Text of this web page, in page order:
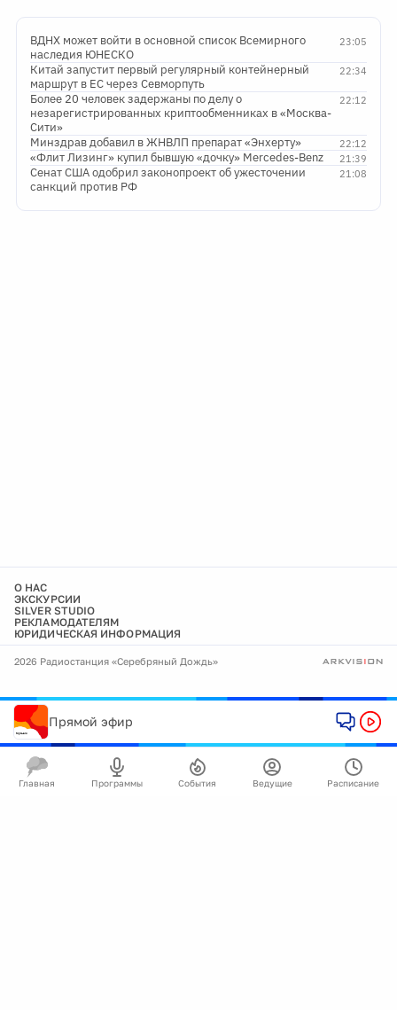
23:05
ВДНХ может войти в основной список Всемирного
наследия ЮНЕСКО
22:34
Китай запустит первый регулярный контейнерный
маршрут в ЕС через Севморпуть
22:12
Более 20 человек задержаны по делу о
незарегистрированных криптообменниках в «Москва-
Сити»
22:12
Минздрав добавил в ЖНВЛП препарат «Энхерту»
21:39
«Флит Лизинг» купил бывшую «дочку» Mercedes-Benz
21:08
Сенат США одобрил законопроект об ужесточении
санкций против РФ
О НАС
ЭКСКУРСИИ
SILVER STUDIO
РЕКЛАМОДАТЕЛЯМ
ЮРИДИЧЕСКАЯ ИНФОРМАЦИЯ
2026 Радиостанция «Серебряный Дождь»
Прямой эфир
Главная Программы События Ведущие Расписание